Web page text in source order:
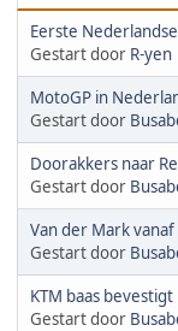
Eerste
Gestart door R-yen
MotoGP in
Gestart door
Doorakkers naar
Gestart door
Van der Mark
Gestart door
KTM baas
Gestart door